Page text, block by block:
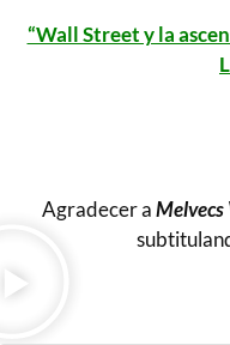
“Wall Street y la
Agradecer aMelvecs